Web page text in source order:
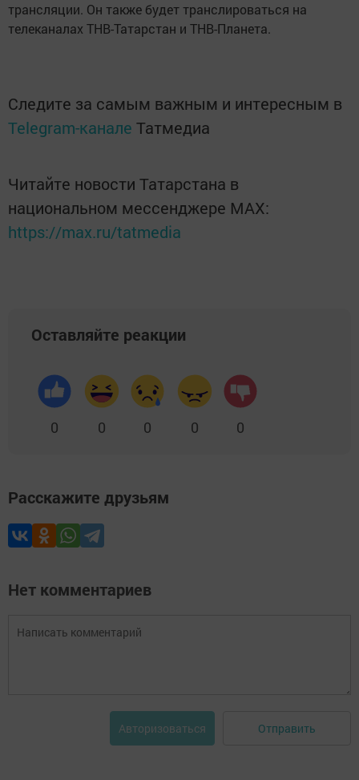
трансляции. Он также будет транслироваться на
телеканалах ТНВ-Татарстан и ТНВ-Планета.
Следите за самым важным и интересным в
Telegram-канале Татмедиа
Читайте новости Татарстана в
национальном мессенджере MАХ:
https://max.ru/tatmedia
Оставляйте реакции
0 0 0 0 0
Расскажите друзьям
Нет комментариев
Авторизоваться Отправить